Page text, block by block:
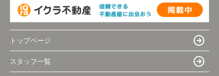
トップページ
スタッフ一覧